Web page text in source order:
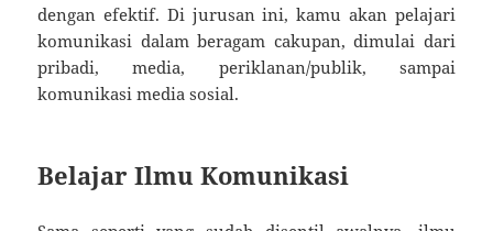
dengan efektif. Di jurusan ini, kamu akan pelajari
komunikasi dalam beragam cakupan, dimulai dari
pribadi, media, periklanan/publik, sampai
komunikasi media sosial.
Belajar Ilmu Komunikasi